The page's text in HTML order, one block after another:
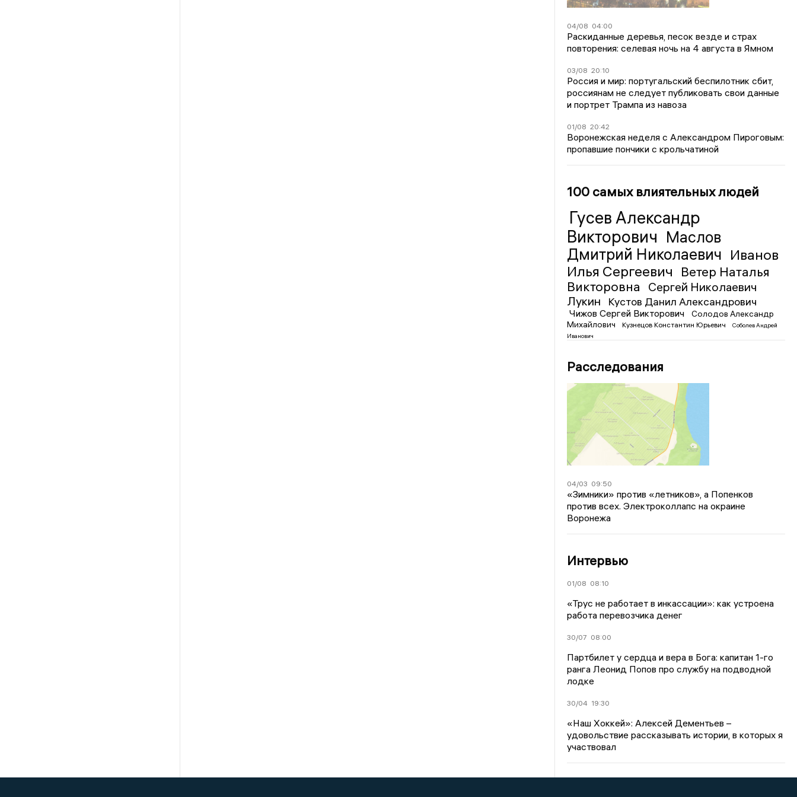
04/08 04:00
Раскиданные деревья, песок везде и страх
повторения: селевая ночь на 4 августа в Ямном
03/08 20:10
Россия и мир: португальский беспилотник сбит,
россиянам не следует публиковать свои данные
и портрет Трампа из навоза
01/08 20:42
Воронежская неделя с Александром Пироговым:
пропавшие пончики с крольчатиной
100 самых влиятельных людей
Гусев Александр
Викторович Маслов
Дмитрий Николаевич Иванов
Илья Сергеевич
Ветер Наталья
Викторовна
Сергей Николаевич
Лукин
Кустов Данил Александрович
Чижов Сергей Викторович
Солодов Александр
Михайлович
Кузнецов Константин Юрьевич
Соболев Андрей
Иванович
Расследования
04/03 09:50
«Зимники» против «летников», а Попенков
против всех. Электроколлапс на окраине
Воронежа
Интервью
01/08 08:10
«Трус не работает в инкассации»: как устроена
работа перевозчика денег
30/07 08:00
Партбилет у сердца и вера в Бога: капитан 1-го
ранга Леонид Попов про службу на подводной
лодке
30/04 19:30
«Наш Хоккей»: Алексей Дементьев –
удовольствие рассказывать истории, в которых я
участвовал